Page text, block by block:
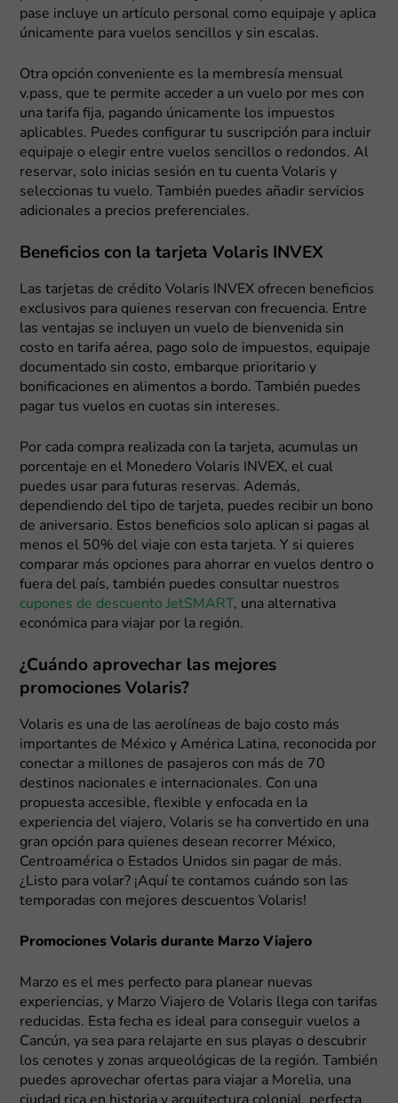
pase incluye un artículo personal como equipaje y aplica
únicamente para vuelos sencillos y sin escalas.
Otra opción conveniente es la membresía mensual
v.pass, que te permite acceder a un vuelo por mes con
una tarifa fija, pagando únicamente los impuestos
aplicables. Puedes configurar tu suscripción para incluir
equipaje o elegir entre vuelos sencillos o redondos. Al
reservar, solo inicias sesión en tu cuenta Volaris y
seleccionas tu vuelo. También puedes añadir servicios
adicionales a precios preferenciales.
Beneficios con la tarjeta Volaris INVEX
Las tarjetas de crédito Volaris INVEX ofrecen beneficios
exclusivos para quienes reservan con frecuencia. Entre
las ventajas se incluyen un vuelo de bienvenida sin
costo en tarifa aérea, pago solo de impuestos, equipaje
documentado sin costo, embarque prioritario y
bonificaciones en alimentos a bordo. También puedes
pagar tus vuelos en cuotas sin intereses.
Por cada compra realizada con la tarjeta, acumulas un
porcentaje en el Monedero Volaris INVEX, el cual
puedes usar para futuras reservas. Además,
dependiendo del tipo de tarjeta, puedes recibir un bono
de aniversario. Estos beneficios solo aplican si pagas al
menos el 50% del viaje con esta tarjeta. Y si quieres
comparar más opciones para ahorrar en vuelos dentro o
fuera del país, también puedes consultar nuestros
cupones de descuento JetSMART , una alternativa
económica para viajar por la región.
¿Cuándo aprovechar las mejores
promociones Volaris?
Volaris es una de las aerolíneas de bajo costo más
importantes de México y América Latina, reconocida por
conectar a millones de pasajeros con más de 70
destinos nacionales e internacionales. Con una
propuesta accesible, flexible y enfocada en la
experiencia del viajero, Volaris se ha convertido en una
gran opción para quienes desean recorrer México,
Centroamérica o Estados Unidos sin pagar de más.
¿Listo para volar? ¡Aquí te contamos cuándo son las
temporadas con mejores descuentos Volaris!
Promociones Volaris durante Marzo Viajero
Marzo es el mes perfecto para planear nuevas
experiencias, y Marzo Viajero de Volaris llega con tarifas
reducidas. Esta fecha es ideal para conseguir vuelos a
Cancún, ya sea para relajarte en sus playas o descubrir
los cenotes y zonas arqueológicas de la región. También
puedes aprovechar ofertas para viajar a Morelia, una